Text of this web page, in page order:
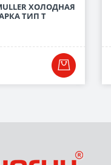
ХОЛОДНАЯ
ТИП Т